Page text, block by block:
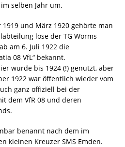
selben Jahr um.
1919 und März 1920 gehörte man
lose der TG Worms
am 6. Juli 1922 die
08 VfL“ bekannt.
wurde bis 1924 (!) genutzt, aber
1922 war öffentlich wieder vom
ganz offiziell bei der
dem VfR 08 und deren
benannt nach dem im
kleinen Kreuzer SMS Emden.